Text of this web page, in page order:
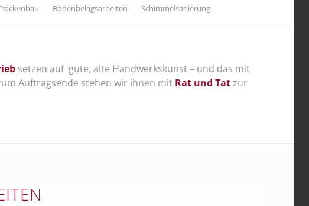
Bodenbelagsarbeiten Schimmelsanierung
setzen auf gute, alte Handwerkskunst – und das mit
Auftragsende stehen wir ihnen mit Rat und Tatzur